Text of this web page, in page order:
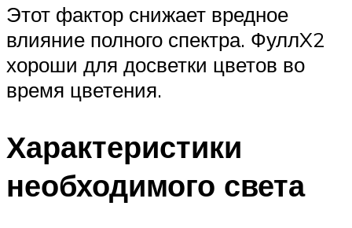
Этот фактор снижает вредное
влияние полного спектра. ФуллX2
хороши для досветки цветов во
время цветения.
Характеристики
необходимого света